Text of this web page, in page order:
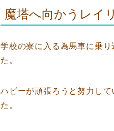
魔塔へ向かうレイ
学校の寮に入る為馬車に乗
た。
ハビーが頑張ろうと努力し
た。